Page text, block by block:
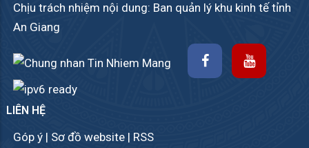
Chịu trách nhiệm nội dung: Ban quản lý khu kinh tế tỉnh
An Giang
LIÊN HỆ
Góp ý | Sơ đồ website | RSS